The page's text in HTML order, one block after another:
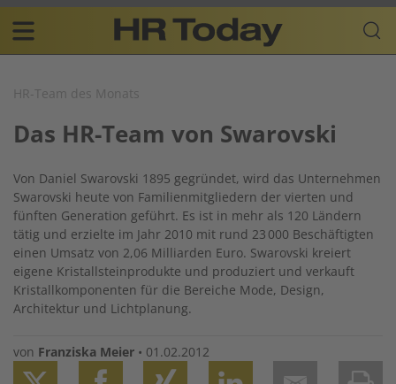
Skip
content
Plattform
für
Resources
navigation
HR-Team des Monats
Das HR-Team von Swarovski
Von Daniel Swarovski 1895 gegründet, wird das Unternehmen
Swarovski heute von Familienmitgliedern der vierten und
fünften Generation geführt. Es ist in mehr als 120 Ländern
tätig und erzielte im Jahr 2010 mit rund 23 000 Beschäftigten
einen Umsatz von 2,06 Milliarden Euro. Swarovski kreiert
eigene Kristallsteinprodukte und produziert und verkauft
Kristallkomponenten für die Bereiche Mode, Design,
Architektur und Lichtplanung.
von Franziska Meier • 01.02.2012